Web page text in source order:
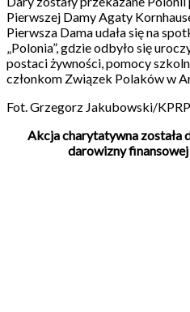
Pierwszej Damy Agaty
Pierwsza Dama udała się na
„Polonia”, gdzie odbyło się
postaci żywności, pomocy
członkom Związek Polaków w
Fot. Grzegorz Jakubowski/KPRP
Akcja charytatywna została
darowizny finansowej